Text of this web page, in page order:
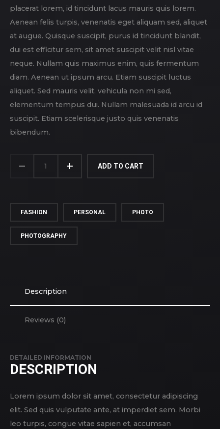
placerat lorem, id tincidunt lacus mauris quis lorem.
Aenean felis turpis, venenatis eget aliquam sed, aliquet
at augue. Quisque suscipit, purus id tincidunt blandit,
dui est efficitur sem, sit amet suscipit velit nisl vitae
neque. Nullam quis maximus enim, quis fermentum
diam. Aenean ut ipsum arcu. Etiam suscipit luctus
aliquet. Sed mauris velit, vehicula non mi sed,
elementum tempus dui. Nullam malesuada id arcu id
suscipit. Etiam scelerisque justo quis venenatis
bibendum.
STREET
FASHION
ADD TO CART
FASHION PERSONAL PHOTO
PHOTOGRAPHY
Description
Reviews (0)
DETAILED INFORMATION
DESCRIPTION
Lorem ipsum dolor sit amet, consectetur adipiscing
elit. Sed quis vulputate ante, at imperdiet sem. Morbi
leo turpis, congue vitae sapien et, accumsan